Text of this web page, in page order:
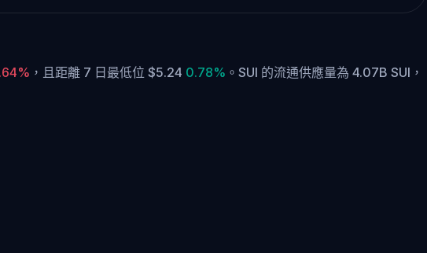
， 且距離 7 日最低位 $5.24 0.78% 。 SUI 的流通供應量為 4.07B SUI，